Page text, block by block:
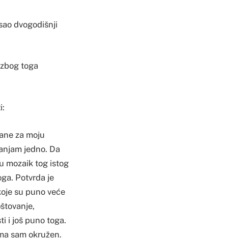
dvogodišnji
toga
za moju
jedno. Da
mozaik tog istog
Potvrda je
su puno veće
i još puno toga.
sam okružen.